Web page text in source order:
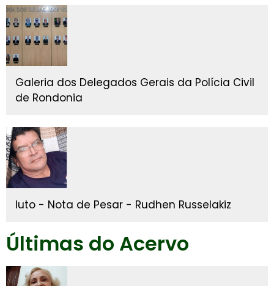
Galeria dos Delegados Gerais da Polícia Civil
de Rondonia
luto - Nota de Pesar - Rudhen Russelakiz
Últimas do Acervo